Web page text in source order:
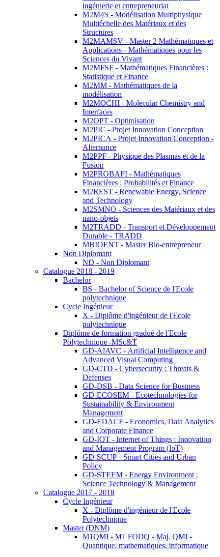
ingénierie et entrepreneuriat
M2M4S - Modélisation Multiphysique
Multiéchelle des Matériaux et des
Structures
M2MAMSV - Master 2 Mathématiques et
Applications - Mathématiques pour les
Sciences du Vivant
M2MFSF - Mathématiques Financières :
Statistique et Finance
M2MM - Mathématiques de la
modélisation
M2MOCHI - Molecular Chemistry and
Interfaces
M2OPT - Optimisation
M2PIC - Projet Innovation Conception
M2PICA - Projet Innovation Conception -
Alternance
M2PPF - Physique des Plasmas et de la
Fusion
M2PROBAFI - Mathématiques
Financières : Probabilités et Finance
M2REST - Renewable Energy, Science
and Technology
M2SMNO - Sciences des Matériaux et des
nano-objets
M2TRADD - Transport et Développement
Durable - TRADD
MBIOENT - Master Bio-entrepreneur
Non Diplomant
ND - Non Diplomant
Catalogue 2018 - 2019
Bachelor
BS - Bachelor of Science de l'Ecole
polytechnique
Cycle Ingénieur
X - Diplôme d'ingénieur de l'Ecole
polytechnique
Diplôme de formation gradué de l'Ecole
Polytechnique -MSc&T
GD-AIAVC - Artificial Intelligence and
Advanced Visual Computing
GD-CTD - Cybersecurity : Threats &
Defenses
GD-DSB - Data Science for Business
GD-ECOSEM - Ecotechnologies for
Sustainability & Environment
Management
GD-EDACF - Economics, Data Analytics
and Corporate Finance
GD-IOT - Internet of Things : Innovation
and Management Program (IoT)
GD-SCUP - Smart Cities and Urban
Policy
GD-STEEM - Energy Environment :
Science Technology & Management
Catalogue 2017 - 2018
Cycle Ingénieur
X - Diplôme d'ingénieur de l'Ecole
Polytechnique
Master (DNM)
M1QMI - M1 FODQ - Maj. QMI -
Quantique, mathematiques, informatique